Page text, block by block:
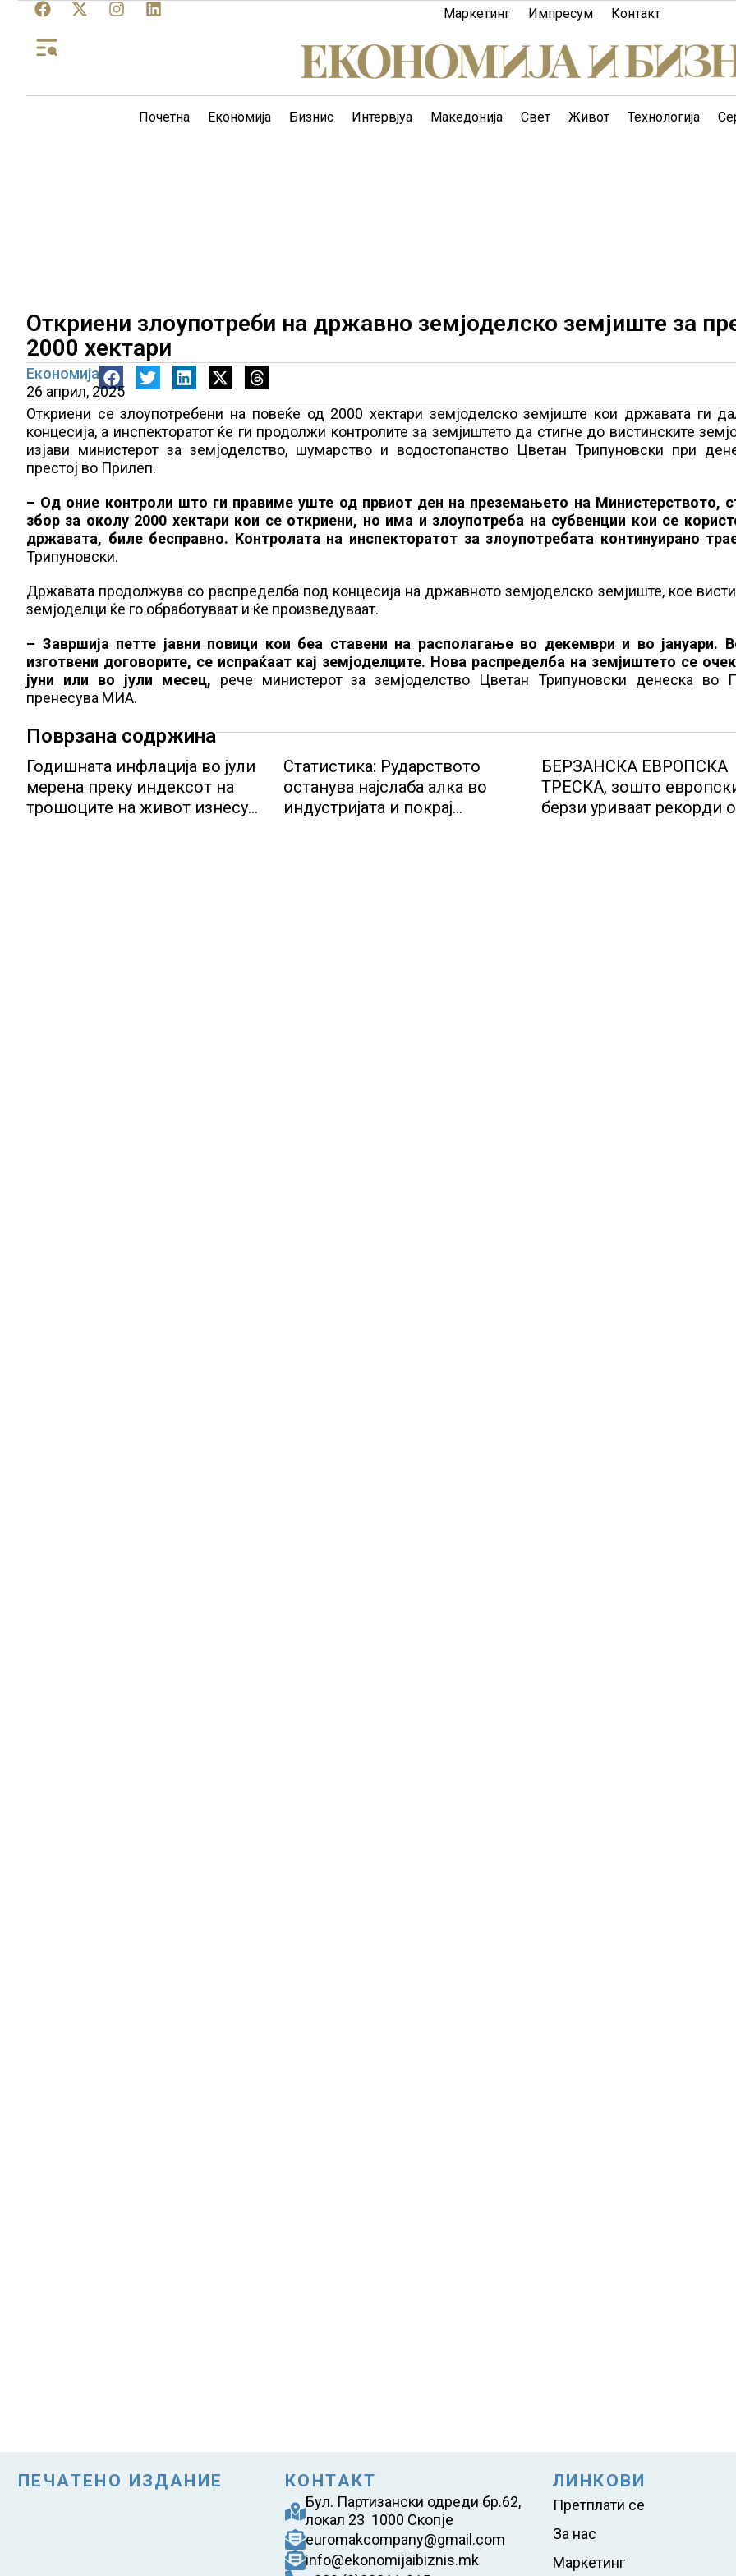
Маркетинг Импресум Контакт
Почетна Економија Бизнис Интервјуа Македонија Свет Живот Технологија
Откриени злоупотреби на државно земјоделско земјиште за
2000 хектари
Економија
26 април, 2025
Откриени се злоупотребени на повеќе од 2000 хектари земјоделско земјиште кои државата ги
концесија, а инспекторатот ќе ги продолжи контролите за земјиштето да стигне до вистинските
изјави министерот за земјоделство, шумарство и водостопанство Цветан Трипуновски при
престој во Прилеп.
– Од оние контроли што ги правиме уште од првиот ден на преземањето на Министерството,
збор за околу 2000 хектари кои се откриени, но има и злоупотреба на субвенции кои се
државата, биле бесправно. Контролата на инспекторатот за злоупотребата континуирано
Трипуновски.
Државата продолжува со распределба под концесија на државното земјоделско земјиште, кое
земјоделци ќе го обработуваат и ќе произведуваат.
– Завршија петте јавни повици кои беа ставени на располагање во декември и во јануари.
изготвени договорите, се испраќаат кај земјоделците. Нова распределба на земјиштето се
јуни или во јули месец, рече министерот за земјоделство Цветан Трипуновски денеска во
пренесува МИА.
Поврзана содржина
Годишната инфлација во јули
мерена преку индексот на
трошоците на живот изнесува
Статистика: Рударството
останува најслаба алка во
индустријата и покрај
БЕРЗАНСКА ЕВРОПСКА
ТРЕСКА, зошто
берзи уриваат рекорди
ПЕЧАТЕНО ИЗДАНИЕ КОНТАКТ
Бул. Партизански одреди бр.62,
локал 23 1000 Скопје
euromakcompany@gmail.com
info@ekonomijaibiznis.mk
ЛИНКОВИ
Претплати се
За нас
Маркетинг